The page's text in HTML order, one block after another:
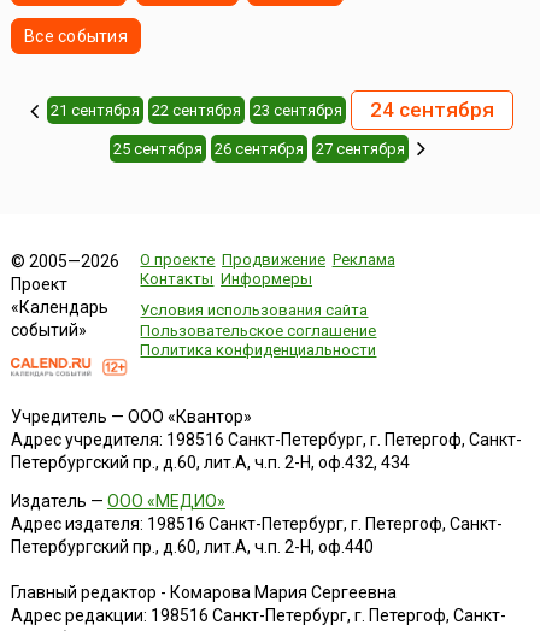
Все события
21 сентября 22 сентября 23 сентября 24 сентября
25 сентября 26 сентября 27 сентября
© 2005—2026
Проект
«Календарь
событий»
О проекте Продвижение Реклама
Контакты Информеры
Условия использования сайта
Пользовательское соглашение
Политика конфиденциальности
Учредитель — ООО «Квантор»
Адрес учредителя: 198516 Санкт-Петербург, г. Петергоф, Санкт-
Петербургский пр., д.60, лит.А, ч.п. 2-Н, оф.432, 434
Издатель — ООО «МЕДИО»
Адрес издателя: 198516 Санкт-Петербург, г. Петергоф, Санкт-
Петербургский пр., д.60, лит.А, ч.п. 2-Н, оф.440
Главный редактор - Комарова Мария Сергеевна
Адрес редакции: 198516 Санкт-Петербург, г. Петергоф, Санкт-